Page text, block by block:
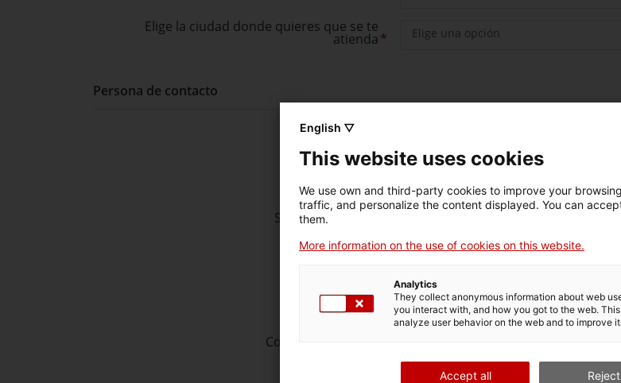
Elige la ciudad donde quieres que se te
atienda Elige una opción
Persona de contacto
Nombre
Segundo apellido
Teléfono
Correo electrónico
English ▽
This website uses cookies
We use own and third-party cookies to improve your
traffic, and personalize the content displayed. You can
them.
More information on the use of cookies on this website.
Analytics
They collect anonymous information about web
you interact with, and how you got to the web.
analyze user behavior on the web and to improve
Accept all Reject